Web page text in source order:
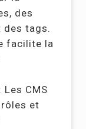
des
des tags.
facilite la
: Les CMS
et